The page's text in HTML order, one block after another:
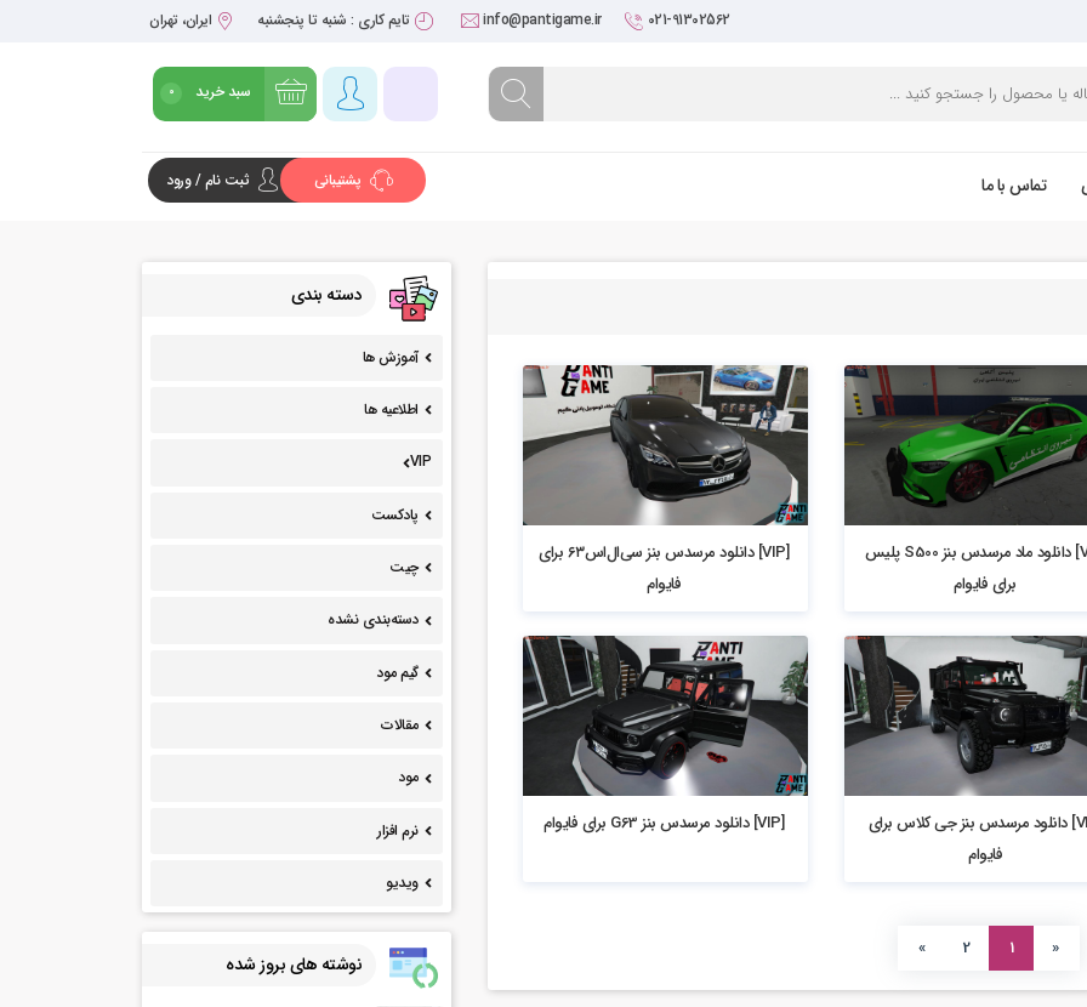
021-91302562
info@pantigame.ir تایم کاری : شنبه تا پنجشنبه ایران، تهران
سبد خرید 0
تماس با ما پشتیبانی ثبت نام / ورود
[VIP] دانلود ماد مرسدس بنز S500 پلیس
برای فایوام
2.58k بازدید
[VIP] دانلود مرسدس بنز سی‌ال‌اس۶۳ برای
فایوام
[VIP] دانلود مرسدس بنز جی کلاس برای
فایوام
4.48k بازدید[VIP] دانلود مرسدس بنز G63 برای فایوام
«
1
2
»
دسته بندی
آموزش ها
اطلاعیه ها
VIP
پادکست
چیت
دسته‌بندی نشده
گیم مود
مقالات
مود
نرم افزار
ویدیو
نوشته های بروز شده